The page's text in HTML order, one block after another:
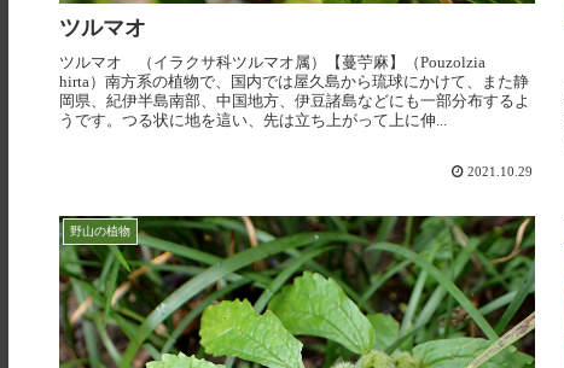
ツルマオ
ツルマオ （イラクサ科ツルマオ属）【蔓苧麻】（Pouzolzia
hirta）南方系の植物で、国内では屋久島から琉球にかけて、また静
岡県、紀伊半島南部、中国地方、伊豆諸島などにも一部分布するよ
うです。つる状に地を這い、先は立ち上がって上に伸...
2021.10.29
野山の植物